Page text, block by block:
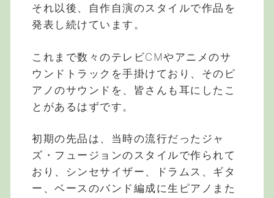
それ以後、自作自演のスタイルで作品を
発表し続けています。
これまで数々のテレビCMやアニメのサ
ウンドトラックを手掛けており、そのピ
アノのサウンドを、皆さんも耳にしたこ
とがあるはずです。
初期の先品は、当時の流行だったジャ
ズ・フュージョンのスタイルで作られて
おり、シンセサイザー、ドラムス、ギタ
ー、ベースのバンド編成に生ピアノまた